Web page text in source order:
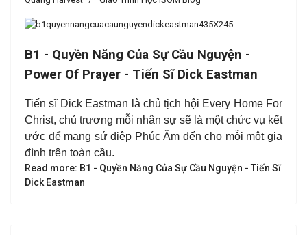
B1 - Quyền Năng Của Sự Cầu Nguyện -
Power Of Prayer - Tiến Sĩ Dick Eastman
Tiến sĩ Dick Eastman là chủ tịch hội Every Home For
Christ, chủ trương mỗi nhân sự sẽ là một chức vụ kết
ước để mang sứ điệp Phúc Âm đến cho mỗi một gia
đình trên toàn cầu.
Read more: B1 - Quyền Năng Của Sự Cầu Nguyện - Tiến Sĩ
Dick Eastman